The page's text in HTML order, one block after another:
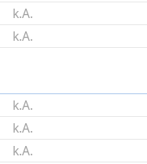
k.A.
k.A.
k.A.
k.A.
k.A.